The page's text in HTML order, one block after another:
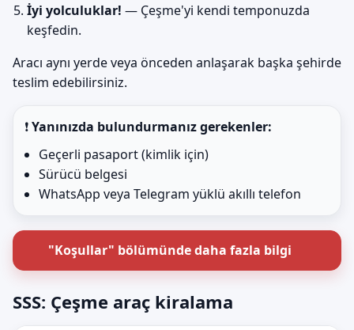
İyi yolculuklar! — Çeşme'yi kendi temponuzda
keşfedin.
Aracı aynı yerde veya önceden anlaşarak başka şehirde
teslim edebilirsiniz.
❗Yanınızda bulundurmanız gerekenler:
Geçerli pasaport (kimlik için)
Sürücü belgesi
WhatsApp veya Telegram yüklü akıllı telefon
"Koşullar" bölümünde daha fazla bilgi
SSS: Çeşme araç kiralama